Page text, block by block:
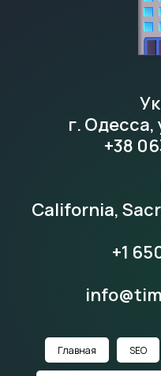
г. Одесса,
+38
California,
+1
Главная SEO